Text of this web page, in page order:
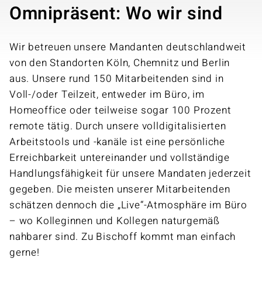
Omnipräsent: Wo wir sind
Wir betreuen unsere Mandanten deutschland­weit
von den Standorten Köln, Chemnitz und Berlin
aus. Unsere rund 150 Mitarbeitenden sind in
Voll-/oder Teilzeit, entweder im Büro, im
Homeoffice oder teilweise sogar 100 Prozent
remote tätig. Durch unsere volldigitalisierten
Arbeitstools und -kanäle ist eine persönliche
Erreichbarkeit untereinander und vollständige
Handlungs­fähigkeit für unsere Mandaten jederzeit
gegeben. Die meisten unserer Mitarbeitenden
schätzen dennoch die „Live“-Atmosphäre im Büro
– wo Kolleginnen und Kollegen naturgemäß
nahbarer sind. Zu Bischoff kommt man einfach
gerne!